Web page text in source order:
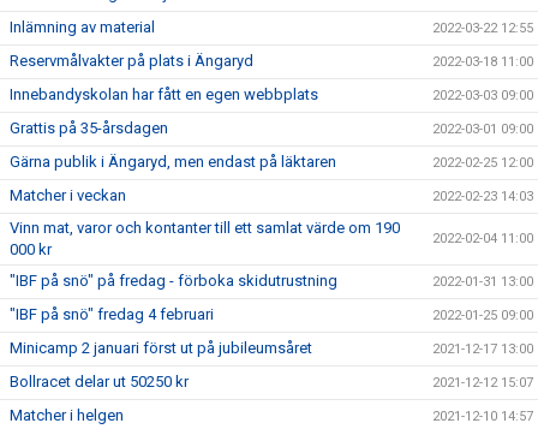
Inlämning av material 2022-03-22 12:55
Reservmålvakter på plats i Ängaryd 2022-03-18 11:00
Innebandyskolan har fått en egen webbplats 2022-03-03 09:00
Grattis på 35-årsdagen 2022-03-01 09:00
Gärna publik i Ängaryd, men endast på läktaren 2022-02-25 12:00
Matcher i veckan 2022-02-23 14:03
Vinn mat, varor och kontanter till ett samlat värde om 190
000 kr
2022-02-04 11:00
"IBF på snö" på fredag - förboka skidutrustning 2022-01-31 13:00
"IBF på snö" fredag 4 februari 2022-01-25 09:00
Minicamp 2 januari först ut på jubileumsåret 2021-12-17 13:00
Bollracet delar ut 50250 kr 2021-12-12 15:07
Matcher i helgen 2021-12-10 14:57